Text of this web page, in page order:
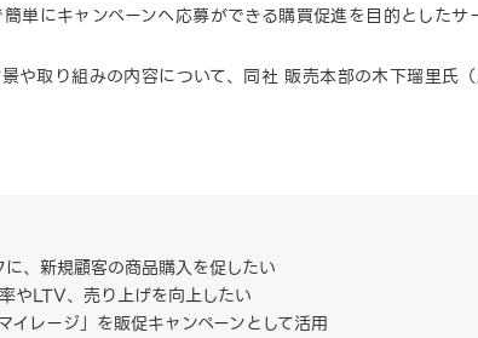
にキャンペーンへ応募ができる購買促進を目的としたサ
や取り組みの内容について、同社 販売本部の木下瑠里氏
、新規顧客の商品購入を促したい
やLTV、売り上げを向上したい
レージ」を販促キャンペーンとして活用